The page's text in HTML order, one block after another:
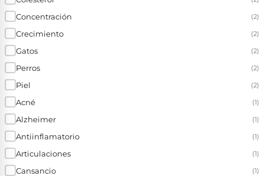
Concentración (2)
Crecimiento (2)
Gatos (2)
Perros (2)
Piel (2)
Acné (1)
Alzheimer (1)
Antiinflamatorio (1)
Articulaciones (1)
Cansancio (1)